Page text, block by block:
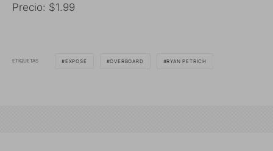
Precio: $1.99
ETIQUETAS EXPOSÉ OVERBOARD RYAN PETRICH